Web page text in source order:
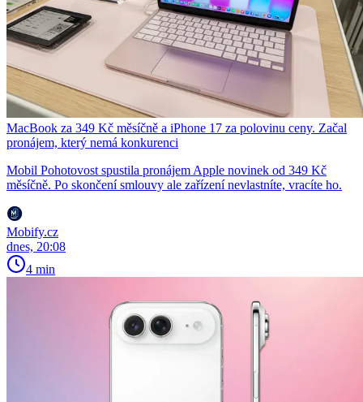
MacBook za 349 Kč měsíčně a iPhone 17 za polovinu ceny. Začal
pronájem, který nemá konkurenci
Mobil Pohotovost spustila pronájem Apple novinek od 349 Kč
měsíčně. Po skončení smlouvy ale zařízení nevlastníte, vracíte ho.
Mobify.cz
dnes, 20:08
4 min